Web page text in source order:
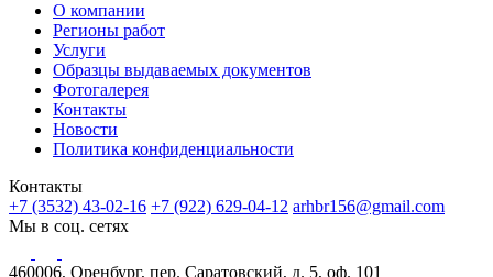
О компании
Регионы работ
Услуги
Образцы выдаваемых документов
Фотогалерея
Контакты
Новости
Политика конфиденциальности
Контакты
+7 (3532) 43-02-16 +7 (922) 629-04-12 arhbr156@gmail.com
Мы в соц. сетях
460006, Оренбург, пер. Саратовский, д. 5, оф. 101